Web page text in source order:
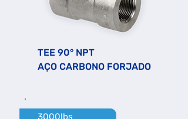
TEE 90° NPT
AÇO CARBONO FORJADO
3000lbs